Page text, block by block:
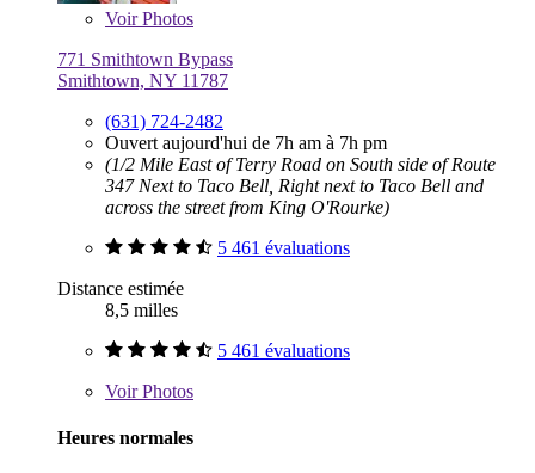
VoirPhotos
771 Smithtown Bypass
Smithtown, NY 11787
(631) 724-2482
Ouvert aujourd'hui de 7h am à 7h pm
(1/2 Mile East of Terry Road on South side of Route
347 Next to Taco Bell, Right next to Taco Bell and
across the street from King O'Rourke)
5 461 évaluations
Distance estimée
8,5 milles
5 461 évaluations
VoirPhotos
Heures normales